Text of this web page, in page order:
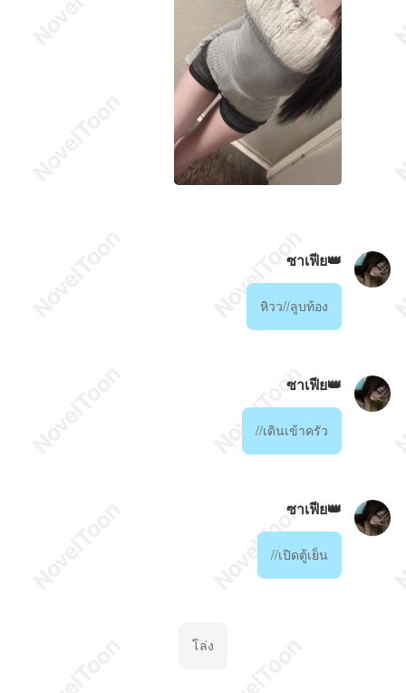
ซาเฟีย👑
หิวว//ลูบท้อง
ซาเฟีย👑
//เดินเข้าครัว
ซาเฟีย👑
//เปิดตู้เย็น
โล่ง